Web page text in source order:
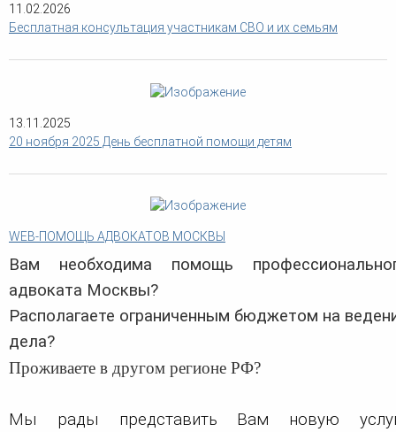
Недвижимость
Неимущественные права
Для юридических лиц
Страховые споры
Урегулирование споров в
Суды
11.02.2026
Бесплатная консультация участникам СВО и их семьям
13.11.2025
20 ноября 2025 День бесплатной помощи детям
WEB-ПОМОЩЬ АДВОКАТОВ МОСКВЫ
Вам необходима помощь
адвоката Москвы?
Располагаете ограниченным бюджетом на
дела?
Проживаете в другом регионе РФ?
Мы рады представить Вам новую